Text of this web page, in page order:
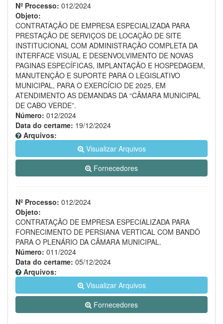
Nº Processo: 012/2024
Objeto:
CONTRATAÇÃO DE EMPRESA ESPECIALIZADA PARA
PRESTAÇÃO DE SERVIÇOS DE LOCAÇÃO DE SITE
INSTITUCIONAL COM ADMINISTRAÇÃO COMPLETA DA
INTERFACE VISUAL E DESENVOLVIMENTO DE NOVAS
PAGINAS ESPECÍFICAS, IMPLANTAÇÃO E HOSPEDAGEM,
MANUTENÇÃO E SUPORTE PARA O LEGISLATIVO
MUNICIPAL, PARA O EXERCÍCIO DE 2025, EM
ATENDIMENTO AS DEMANDAS DA “CÂMARA MUNICIPAL
DE CABO VERDE”.
Número: 012/2024
Data do certame: 19/12/2024
Arquivos:
Visualizar Arquivos
Fornecedores
Nº Processo: 012/2024
Objeto:
CONTRATAÇÃO DE EMPRESA ESPECIALIZADA PARA
FORNECIMENTO DE PERSIANA VERTICAL COM BANDÔ
PARA O PLENÁRIO DA CÂMARA MUNICIPAL.
Número: 011/2024
Data do certame: 05/12/2024
Arquivos:
Visualizar Arquivos
Fornecedores